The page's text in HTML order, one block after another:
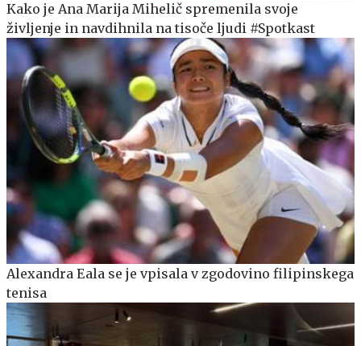
Kako je Ana Marija Mihelič spremenila svoje
življenje in navdihnila na tisoče ljudi #Spotkast
Alexandra Eala se je vpisala v zgodovino filipinskega
tenisa